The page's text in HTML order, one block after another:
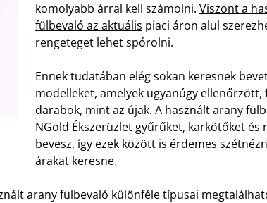
komolyabb árral kell számolni. Viszont a
fülbevaló az aktuális piaci áron alul
rengeteget lehet spórolni.
Ennek tudatában elég sokan keresnek
modelleket, amelyek ugyanúgy
darabok, mint az újak. A használt arany
NGold Ékszerüzlet gyűrűket, karkötőket és
bevesz, így ezek között is érdemes
árakat keresne.
arany fülbevaló különféle típusai